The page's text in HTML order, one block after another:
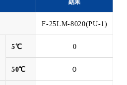
結果
F-25LM-8020(PU-1)
5℃ 0
50℃ ０